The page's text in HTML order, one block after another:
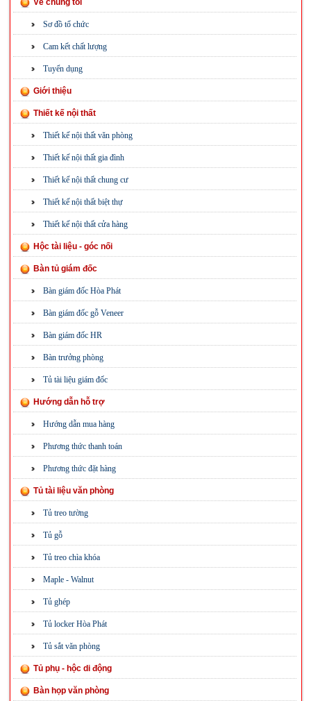
Về chúng tôi
Sơ đồ tổ chức
Cam kết chất lượng
Tuyển dụng
Giới thiệu
Thiết kế nội thất
Thiết kế nội thất văn phòng
Thiết kế nội thất gia đình
Thiết kế nội thất chung cư
Thiết kế nội thất biệt thự
Thiết kế nội thất cửa hàng
Hộc tài liệu - góc nối
Bàn tủ giám đốc
Bàn giám đốc Hòa Phát
Bàn giám đốc gỗ Veneer
Bàn giám đốc HR
Bàn trưởng phòng
Tủ tài liệu giám đốc
Hướng dẫn hỗ trợ
Hướng dẫn mua hàng
Phương thức thanh toán
Phương thức đặt hàng
Tủ tài liệu văn phòng
Tủ treo tường
Tủ gỗ
Tủ treo chìa khóa
Maple - Walnut
Tủ ghép
Tủ locker Hòa Phát
Tủ sắt văn phòng
Tủ phụ - hộc di động
Bàn họp văn phòng